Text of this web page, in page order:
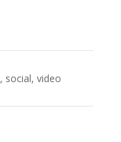
, social,video